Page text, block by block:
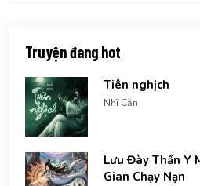
Truyện đang hot
Tiên nghịch
Nhĩ Căn
Lưu Đày Thần Y
Gian Chạy Nạn